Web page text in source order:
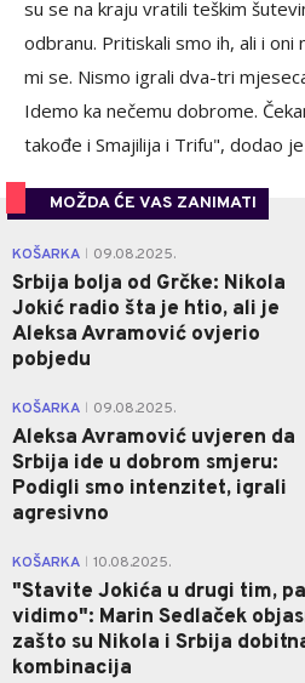
su se na kraju vratili teškim
odbranu. Pritiskali smo ih, ali i oni
mi se. Nismo igrali dva-tri
Idemo ka nečemu dobrome.
takođe i Smajilija i Trifu", dodao
MOŽDA ĆE VAS ZANIMATI
KOŠARKA 09.08.2025.
Srbija bolja od Grčke: Nikola
Jokić radio šta je htio, ali je
Aleksa Avramović ovjerio
pobjedu
KOŠARKA 09.08.2025.
Aleksa Avramović uvjeren da
Srbija ide u dobrom smjeru:
Podigli smo intenzitet, igrali
agresivno
KOŠARKA 10.08.2025.
"Stavite Jokića u drugi tim,
vidimo": Marin Sedlaček
zašto su Nikola i Srbija
kombinacija